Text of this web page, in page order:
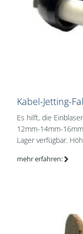
Kabel-Jetting-
Es hilft, die
12mm-14mm-
Lager verfügbar.
mehr erfahren: